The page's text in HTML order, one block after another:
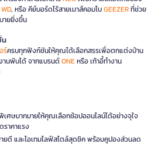
WD, หรือ คีย์บอร์ดไร้สายเมาส์คอมโบGEEZERที่ช่วย
ายยิ่งขึ้น
น
ร์ครบทุกฟังก์ชันให้คุณได้เลือกสรรเพื่อตกแต่งบ้าน
งานพับได้ จากแบรนด์ONEหรือ เก้าอี้ทำงาน
เศษมากมายให้คุณเลือกช้อปออนไลน์ได้อย่างจุใจ
าคาแรง
ยดี และไอเทมไลฟ์สไตล์สุดชิค พร้อมคูปองส่วนลด